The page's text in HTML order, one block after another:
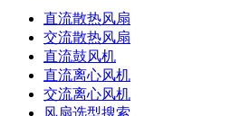
直流散热风扇
交流散热风扇
直流鼓风机
直流离心风机
交流离心风机
风扇选型搜索